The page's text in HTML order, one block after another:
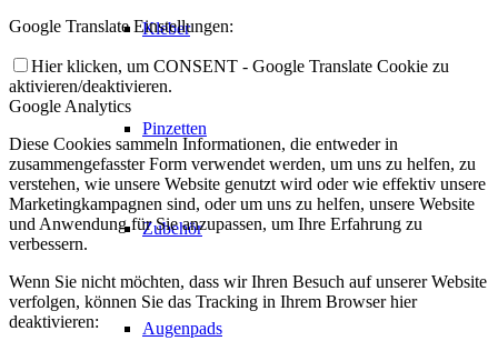
Kleber
Pinzetten
Zubehör
Augenpads
Google Translate Einstellungen:
Hier klicken, um CONSENT - Google Translate Cookie zu
aktivieren/deaktivieren.
Google Analytics
Diese Cookies sammeln Informationen, die entweder in
zusammengefasster Form verwendet werden, um uns zu helfen, zu
verstehen, wie unsere Website genutzt wird oder wie effektiv unsere
Marketingkampagnen sind, oder um uns zu helfen, unsere Website
und Anwendung für Sie anzupassen, um Ihre Erfahrung zu
verbessern.
Wenn Sie nicht möchten, dass wir Ihren Besuch auf unserer Website
verfolgen, können Sie das Tracking in Ihrem Browser hier
deaktivieren: